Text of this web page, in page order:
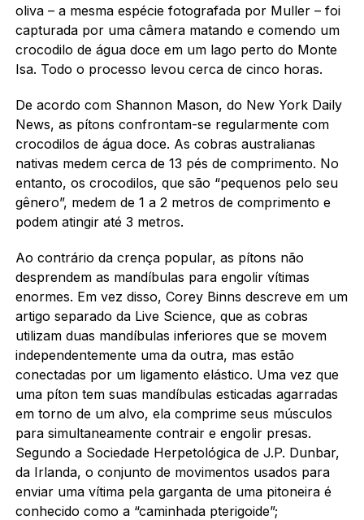
oliva – a mesma espécie fotografada por Muller – foi
capturada por uma câmera matando e comendo um
crocodilo de água doce em um lago perto do Monte
Isa. Todo o processo levou cerca de cinco horas.
De acordo com Shannon Mason, do New York Daily
News, as pítons confrontam-se regularmente com
crocodilos de água doce. As cobras australianas
nativas medem cerca de 13 pés de comprimento. No
entanto, os crocodilos, que são “pequenos pelo seu
gênero”, medem de 1 a 2 metros de comprimento e
podem atingir até 3 metros.
Ao contrário da crença popular, as pítons não
desprendem as mandíbulas para engolir vítimas
enormes. Em vez disso, Corey Binns descreve em um
artigo separado da Live Science, que as cobras
utilizam duas mandíbulas inferiores que se movem
independentemente uma da outra, mas estão
conectadas por um ligamento elástico. Uma vez que
uma píton tem suas mandíbulas esticadas agarradas
em torno de um alvo, ela comprime seus músculos
para simultaneamente contrair e engolir presas.
Segundo a Sociedade Herpetológica de J.P. Dunbar,
da Irlanda, o conjunto de movimentos usados para
enviar uma vítima pela garganta de uma pitoneira é
conhecido como a “caminhada pterigoide”;